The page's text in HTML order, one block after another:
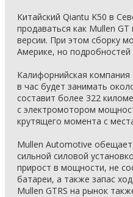
Китайский Qiantu K50 в
продаваться как Mullen
версии. При этом сборку
Америке, но подробностей
Калифорнийская
в час будет занимать
составит более 322
с электромотором
крутящего момента с
Mullen Automotive
сильной силовой
прирост в мощности, не
батареи, а также запас
Mullen GTRS на рынок